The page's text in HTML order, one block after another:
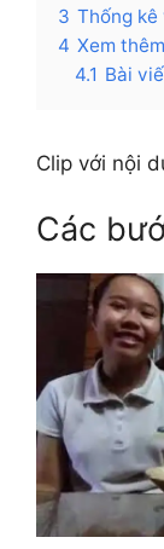
3 Thống
4 Xem
4.1 Bài
Clip với nội
Các